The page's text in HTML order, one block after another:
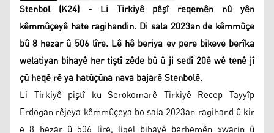
Stenbol (K24) - Li Tirkiyê pêşî reqemên nû yên
kêmmûçeyê hate ragihandin. Di sala 2023an de kêmmûçe
bû 8 hezar û 506 lîre. Lê hê beriya ev pere bikeve berîka
welatiyan bihayê her tiştî zêde bû û ji sedî 20ê wê tenê jî
çû heqê rê ya hatûçûna nava bajarê Stenbolê.
Li Tirkiyê piştî ku Serokomarê Tirkiyê Recep Tayyîp
Erdogan rêjeya kêmmûçeya bo sala 2023an ragihand û kir